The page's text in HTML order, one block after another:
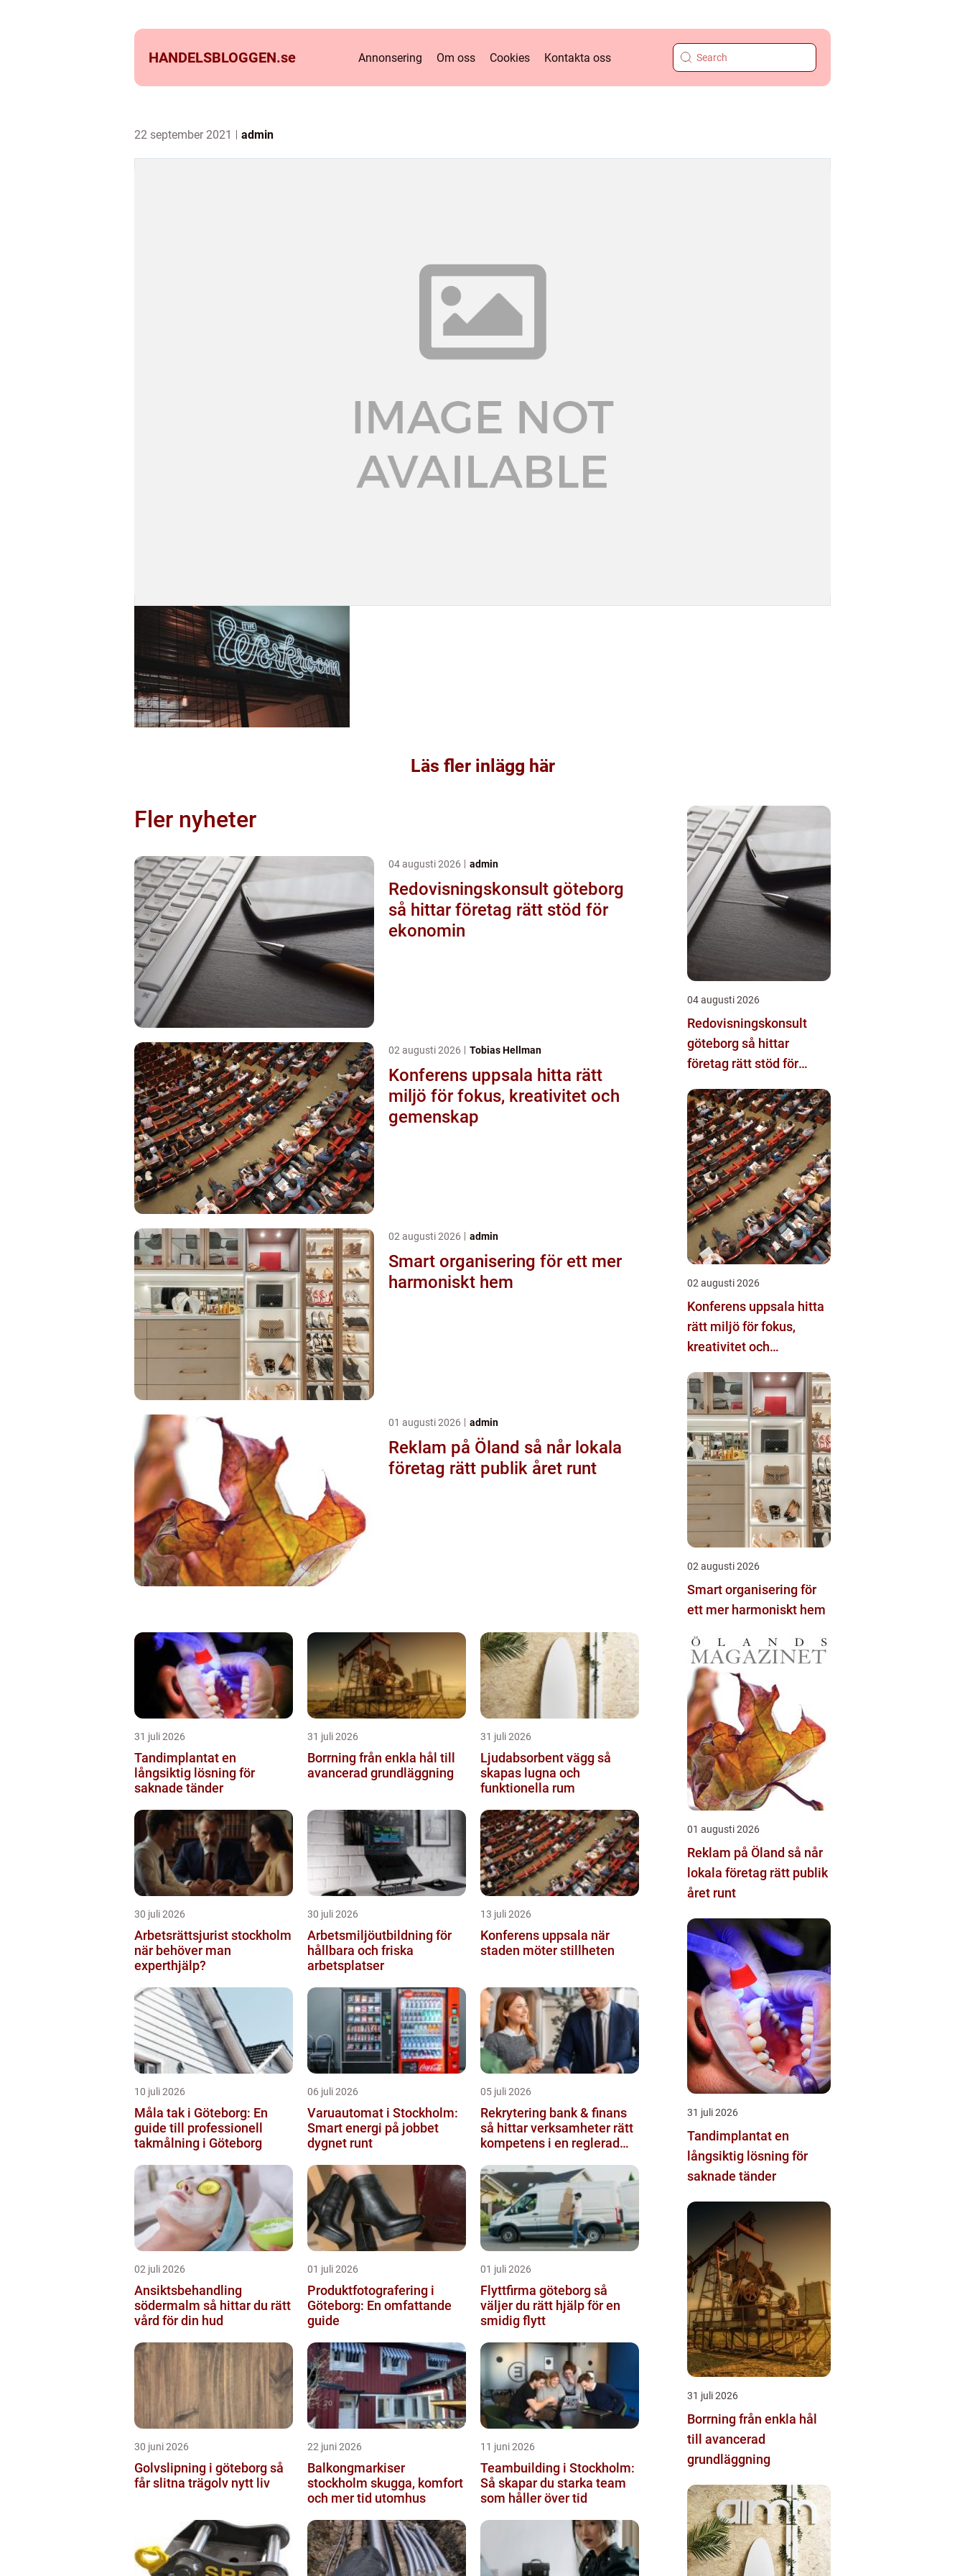
HANDELSBLOGGEN.se Annonsering Om oss Cookies Kontakta oss
22 september 2021 admin
Läs fler inlägg här
Fler nyheter
04 augusti 2026 admin
Redovisningskonsult göteborg
så hittar företag rätt stöd för
ekonomin
02 augusti 2026 Tobias Hellman
Konferens uppsala hitta rätt
miljö för fokus, kreativitet och
gemenskap
02 augusti 2026 admin
Smart organisering för ett mer
harmoniskt hem
01 augusti 2026 admin
Reklam på Öland så når lokala
företag rätt publik året runt
31 juli 2026
Tandimplantat en
långsiktig lösning för
saknade tänder
31 juli 2026
Borrning från enkla hål till
avancerad grundläggning
31 juli 2026
Ljudabsorbent vägg så
skapas lugna och
funktionella rum
30 juli 2026
Arbetsrättsjurist stockholm
när behöver man
experthjälp?
30 juli 2026
Arbetsmiljöutbildning för
hållbara och friska
arbetsplatser
13 juli 2026
Konferens uppsala när
staden möter stillheten
10 juli 2026
Måla tak i Göteborg: En
guide till professionell
takmålning i Göteborg
06 juli 2026
Varuautomat i Stockholm:
Smart energi på jobbet
dygnet runt
05 juli 2026
Rekrytering bank & finans
så hittar verksamheter rätt
kompetens i en reglerad
02 juli 2026
Ansiktsbehandling
södermalm så hittar du rätt
vård för din hud
01 juli 2026
Produktfotografering i
Göteborg: En omfattande
guide
01 juli 2026
Flyttfirma göteborg så
väljer du rätt hjälp för en
smidig flytt
30 juni 2026
Golvslipning i göteborg så
får slitna trägolv nytt liv
22 juni 2026
Balkongmarkiser
stockholm skugga, komfort
och mer tid utomhus
11 juni 2026
Teambuilding i Stockholm:
Så skapar du starka team
som håller över tid
04 augusti 2026
Redovisningskonsult
göteborg så hittar
företag rätt stöd för
02 augusti 2026
Konferens uppsala hitta
rätt miljö för fokus,
kreativitet och
02 augusti 2026
Smart organisering för
ett mer harmoniskt hem
01 augusti 2026
Reklam på Öland så når
lokala företag rätt publik
året runt
31 juli 2026
Tandimplantat en
långsiktig lösning för
saknade tänder
31 juli 2026
Borrning från enkla hål
till avancerad
grundläggning